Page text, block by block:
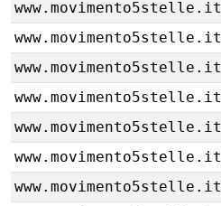
www.movimento5stelle.it
www.movimento5stelle.it
www.movimento5stelle.it
www.movimento5stelle.it
www.movimento5stelle.it
www.movimento5stelle.it
www.movimento5stelle.it